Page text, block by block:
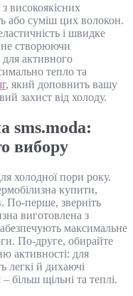
високоякісних
або суміш цих волокон.
і швидке
не створюючи
активного
тепло та
, який доповнить вашу
захист від холоду.
sms.moda:
вибору
холодної пори року.
купити,
По-перше, зверніть
виготовлена з
максимальне
По-друге, обирайте
активності: для
легкі й дихаючі
більш щільні та теплі.